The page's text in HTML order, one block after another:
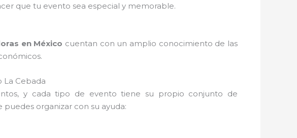
que tu evento sea especial y memorable.
en México cuentan con un amplio conocimiento de las
La Cebada
y cada tipo de evento tiene su propio conjunto de
organizar con su ayuda: